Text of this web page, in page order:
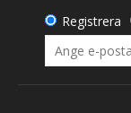
Registrera